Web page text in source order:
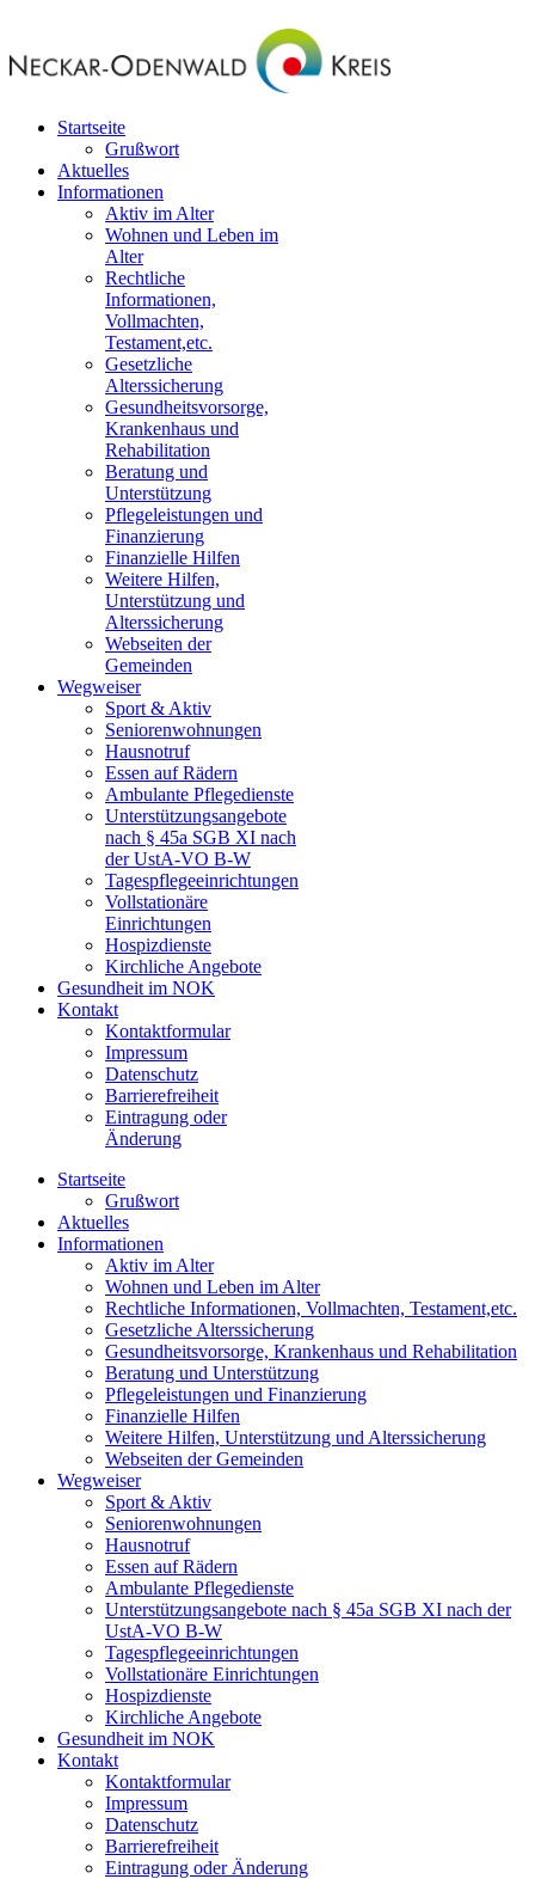
Startseite
Grußwort
Aktuelles
Informationen
Aktiv im Alter
Wohnen und Leben im
Alter
Rechtliche
Informationen,
Vollmachten,
Testament,etc.
Gesetzliche
Alterssicherung
Gesundheitsvorsorge,
Krankenhaus und
Rehabilitation
Beratung und
Unterstützung
Pflegeleistungen und
Finanzierung
Finanzielle Hilfen
Weitere Hilfen,
Unterstützung und
Alterssicherung
Webseiten der
Gemeinden
Wegweiser
Sport & Aktiv
Seniorenwohnungen
Hausnotruf
Essen auf Rädern
Ambulante Pflegedienste
Unterstützungsangebote
nach § 45a SGB XI nach
der UstA-VO B-W
Tagespflegeeinrichtungen
Vollstationäre
Einrichtungen
Hospizdienste
Kirchliche Angebote
Gesundheit im NOK
Kontakt
Kontaktformular
Impressum
Datenschutz
Barrierefreiheit
Eintragung oder
Änderung
Startseite
Grußwort
Aktuelles
Informationen
Aktiv im Alter
Wohnen und Leben im Alter
Rechtliche Informationen, Vollmachten, Testament,etc.
Gesetzliche Alterssicherung
Gesundheitsvorsorge, Krankenhaus und Rehabilitation
Beratung und Unterstützung
Pflegeleistungen und Finanzierung
Finanzielle Hilfen
Weitere Hilfen, Unterstützung und Alterssicherung
Webseiten der Gemeinden
Wegweiser
Sport & Aktiv
Seniorenwohnungen
Hausnotruf
Essen auf Rädern
Ambulante Pflegedienste
Unterstützungsangebote nach § 45a SGB XI nach der
UstA-VO B-W
Tagespflegeeinrichtungen
Vollstationäre Einrichtungen
Hospizdienste
Kirchliche Angebote
Gesundheit im NOK
Kontakt
Kontaktformular
Impressum
Datenschutz
Barrierefreiheit
Eintragung oder Änderung